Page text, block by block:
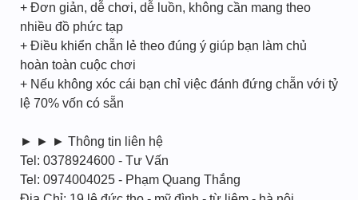
+ Đơn giản, dễ chơi, dễ luồn, không cần mang theo
nhiều đồ phức tạp
+ Điều khiển chẵn lẻ theo đúng ý giúp bạn làm chủ
hoàn toàn cuộc chơi
+ Nếu không xóc cái bạn chỉ việc đánh đứng chẵn với tỷ
lệ 70% vốn có sẵn
► ► ► Thông tin liên hệ
Tel: 0378924600 - Tư Vấn
Tel: 0974004025 - Phạm Quang Thắng